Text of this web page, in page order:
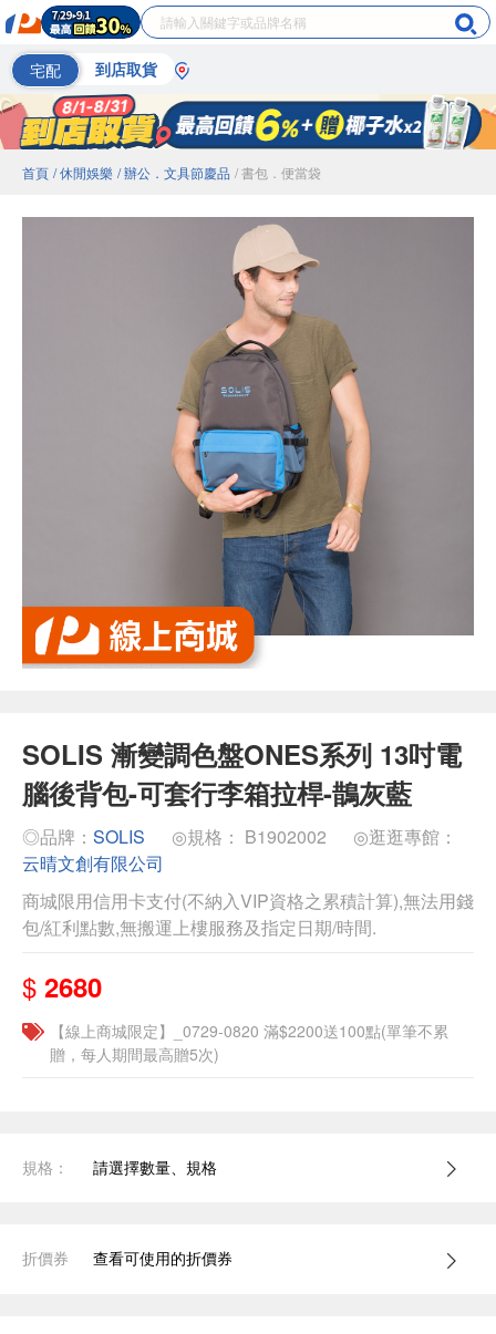
宅配 到店取貨
首頁 / 休閒娛樂 / 辦公．文具節慶品 / 書包．便當袋
SOLIS 漸變調色盤ONES系列 13吋電
腦後背包-可套行李箱拉桿-鵲灰藍
◎品牌： SOLIS ◎規格： B1902002
◎逛逛專館：
云晴文創有限公司
商城限用信用卡支付(不納入VIP資格之累積計算),無法用錢
包/紅利點數,無搬運上樓服務及指定日期/時間.
$ 2680
【線上商城限定】_0729-0820 滿$2200送100點(單筆不累
贈，每人期間最高贈5次)
規格： 請選擇數量、規格
折價券 查看可使用的折價券